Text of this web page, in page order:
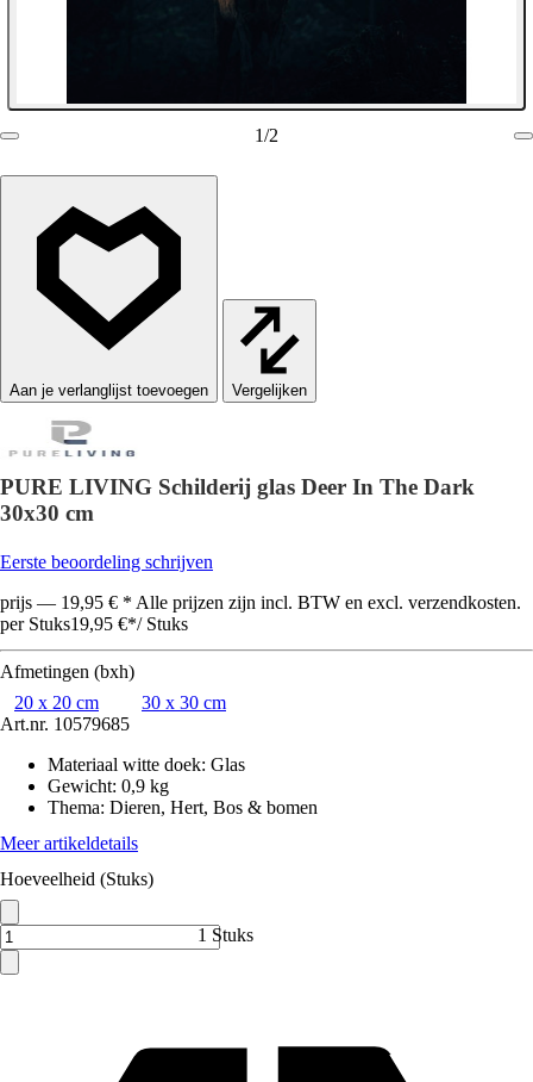
1/2
Vergelijken
PURE LIVING Schilderij glas Deer In The Dark
30x30 cm
Eerste beoordeling schrijven
prijs — 19,95 € * Alle prijzen zijn incl. BTW en excl. verzendkosten.
per Stuks19,95 €*/ Stuks
Afmetingen (bxh)
20 x 20 cm
30 x 30 cm
Art.nr. 10579685
Materiaal witte doek: Glas
Gewicht: 0,9 kg
Thema: Dieren, Hert, Bos & bomen
Meer artikeldetails
Hoeveelheid (Stuks)
1 Stuks